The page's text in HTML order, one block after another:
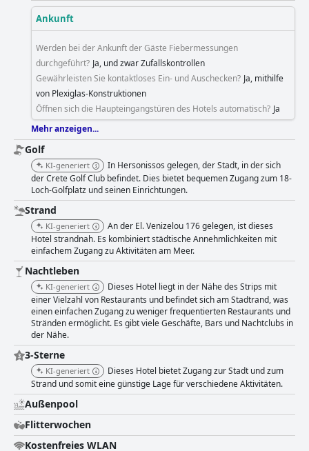
Ankunft
Werden bei der Ankunft der Gäste Fiebermessungen
durchgeführt? Ja, und zwar Zufallskontrollen
Gewährleisten Sie kontaktloses Ein- und Auschecken? Ja, mithilfe
von Plexiglas-Konstruktionen
Öffnen sich die Haupteingangstüren des Hotels automatisch? Ja
Mehr anzeigen...
Golf
KI-generiert
In Hersonissos gelegen, der Stadt, in der sich
der Crete Golf Club befindet. Dies bietet bequemen Zugang zum 18-
Loch-Golfplatz und seinen Einrichtungen.
Strand
KI-generiert
An der El. Venizelou 176 gelegen, ist dieses
Hotel strandnah. Es kombiniert städtische Annehmlichkeiten mit
einfachem Zugang zu Aktivitäten am Meer.
Nachtleben
KI-generiert
Dieses Hotel liegt in der Nähe des Strips mit
einer Vielzahl von Restaurants und befindet sich am Stadtrand, was
einen einfachen Zugang zu weniger frequentierten Restaurants und
Stränden ermöglicht. Es gibt viele Geschäfte, Bars und Nachtclubs in
der Nähe.
3-Sterne
KI-generiert
Dieses Hotel bietet Zugang zur Stadt und zum
Strand und somit eine günstige Lage für verschiedene Aktivitäten.
Außenpool
Flitterwochen
Kostenfreies WLAN